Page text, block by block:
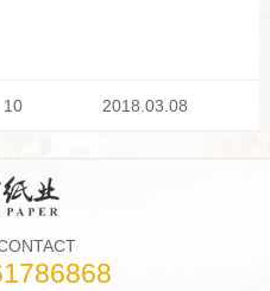
10 2018.03.08